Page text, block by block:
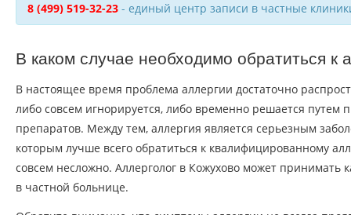
8 (499) 519-32-23 - единый центр записи в частные
В каком случае необходимо обратиться к
В настоящее время проблема аллергии достаточно
либо совсем игнорируется, либо временно решается путем
препаратов. Между тем, аллергия является серьезным
которым лучше всего обратиться к квалифицированному
совсем несложно. Аллерголог в Кожухово может принимать
в частной больнице.